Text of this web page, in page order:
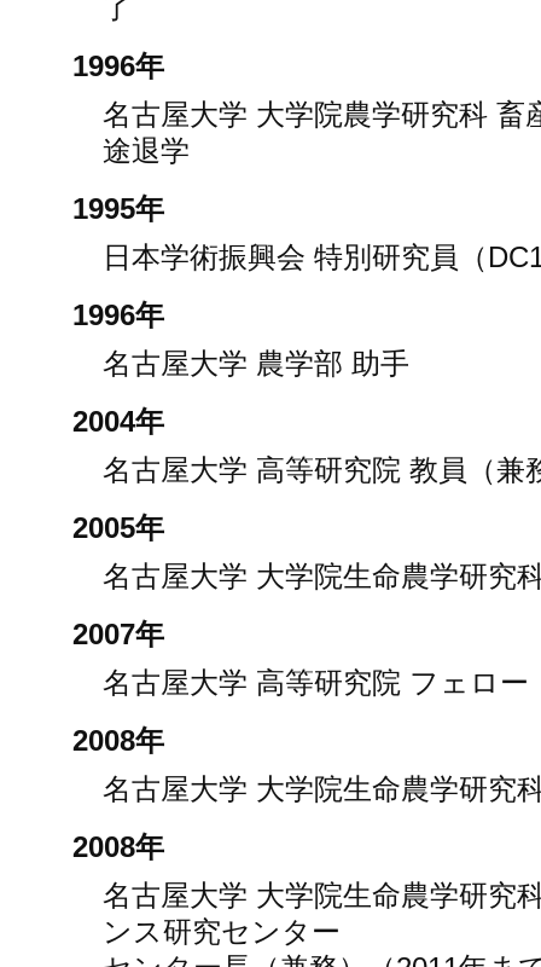
了
1996年
名古屋大学 大学院農学研究科 畜
途退学
1995年
日本学術振興会 特別研究員（
1996年
名古屋大学 農学部 助手
2004年
名古屋大学 高等研究院 教員（兼
2005年
名古屋大学 大学院生命農学研究
2007年
名古屋大学 高等研究院 フェロー
2008年
名古屋大学 大学院生命農学研究
2008年
名古屋大学 大学院生命農学研究
ンス研究センター